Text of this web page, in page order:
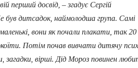
перший досвід, – згадує Сергій
був дитсадок, наймолодша група. Самі
вони як почали плакати, так 20
Потім почав вивчати дитячу
загадки, вірші. Дід Мороз повинен